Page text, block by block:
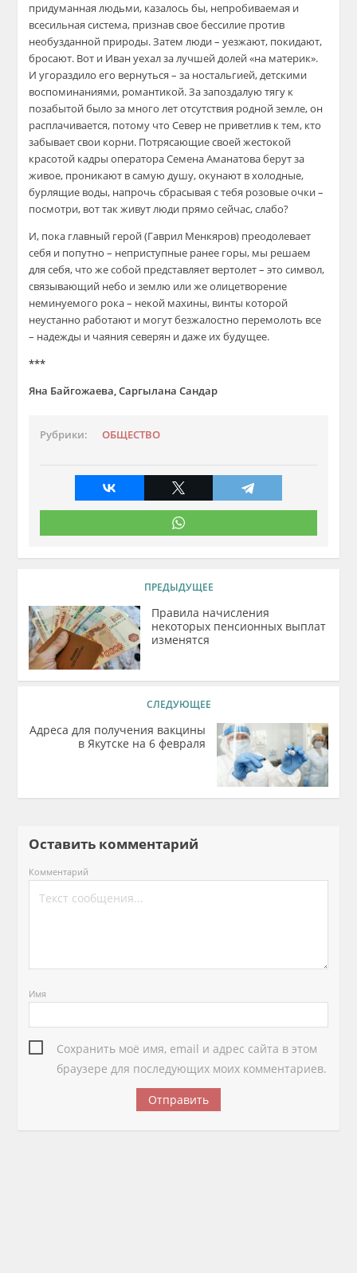
придуманная людьми, казалось бы, непробиваемая и
всесильная система, признав свое бессилие против
необузданной природы. Затем люди – уезжают, покидают,
бросают. Вот и Иван уехал за лучшей долей «на материк».
И угораздило его вернуться – за ностальгией, детскими
воспоминаниями, романтикой. За запоздалую тягу к
позабытой было за много лет отсутствия родной земле, он
расплачивается, потому что Север не приветлив к тем, кто
забывает свои корни. Потрясающие своей жестокой
красотой кадры оператора Семена Аманатова берут за
живое, проникают в самую душу, окунают в холодные,
бурлящие воды, напрочь сбрасывая с тебя розовые очки –
посмотри, вот так живут люди прямо сейчас, слабо?
И, пока главный герой (Гаврил Менкяров) преодолевает
себя и попутно – неприступные ранее горы, мы решаем
для себя, что же собой представляет вертолет – это символ,
связывающий небо и землю или же олицетворение
неминуемого рока – некой махины, винты которой
неустанно работают и могут безжалостно перемолоть все
– надежды и чаяния северян и даже их будущее.
***
Яна Байгожаева, Саргылана Сандар
Рубрики: ОБЩЕСТВО
ПРЕДЫДУЩЕЕ
Правила начисления
некоторых пенсионных выплат
изменятся
СЛЕДУЮЩЕЕ
Адреса для получения вакцины
в Якутске на 6 февраля
Оставить комментарий
Комментарий
Имя
Сохранить моё имя, email и адрес сайта в этом
браузере для последующих моих комментариев.